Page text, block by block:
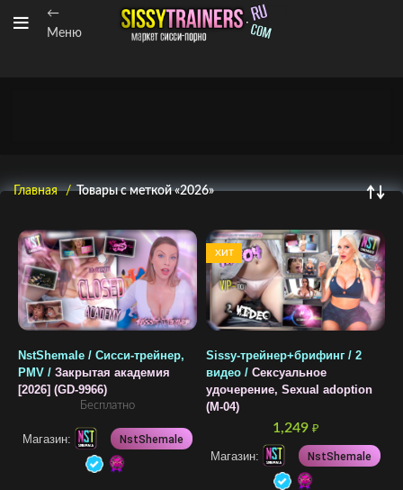
←
Меню
Главная Товары с меткой «2026»
NstShemale / Сисси-трейнер,
PMV / Закрытая академия
[2026] (GD-9966)
Бесплатно
Магазин: NstShemale
ХИТ
Sissy-трейнер+брифинг / 2
видео / Сексуальное
удочерение, Sexual adoption
(M-04)
1,249 ₽
Магазин: NstShemale